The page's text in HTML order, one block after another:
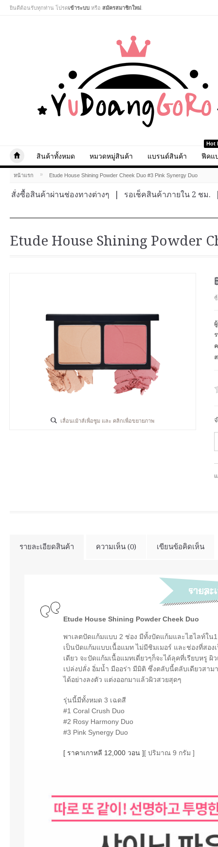
ยินดีต้อนรับทุกท่าน โปรดเข้าระบบ หรือ สมัครสมาชิกใหม่
สินค้าทั้งหมด หมวดหมู่สินค้า แบรนด์สินค้า
Hot
ฟีคแ
หน้าแรก » Etude House Shining Powder Cheek Duo #3 Pink Synergy Duo
สั่งซื้อสินค้าผ่านช่องทางต่างๆ รอเช็คสินค้าภายใน 2 ชม.
Etude House Shining Powder
เลื่อนเม้าส์เพื่อซูม และ คลิกเพื่อขยายภาพ
รายละเอียดสินค้า ความเห็น (0) เขียนข้อคิดเห็น
Etude House Shining Powder Cheek Duo
พาเลตปัดแก้มแบบ 2 ช่อง มีทั้งปัดแก้มและไฮไลท์ใน
เป็นปัดแก้มแบบเนื้อแมท ไม่มีชิมเมอร์ และช่องที่สอง
เดียว จะปัดแก้มเนื้อแมทเดี่ยวๆก็จะได้ลุคที่เรียบหรู
เปล่งปลั่ง อิ่มน้ำ มีออร่า มีมิติ ซึ่งตลับนี้ตลับเดียวสา
ได้อย่างลงตัว แต่งออกมาแล้วผิวสวยสุดๆ
รุ่นนี้มีทั้งหมด 3 เฉดสี
#1 Coral Crush Duo
#2 Rosy Harmony Duo
#3 Pink Synergy Duo
[ ราคาเกาหลี 12,000 วอน ][ ปริมาณ 9 กรัม ]